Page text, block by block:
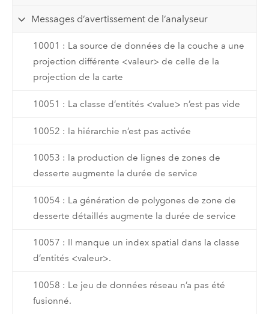
Messages d’avertissement de l’analyseur
10001 : La source de données de la couche a une
projection différente <valeur> de celle de la
projection de la carte
10051 : La classe d’entités <value> n’est pas vide
10052 : la hiérarchie n’est pas activée
10053 : la production de lignes de zones de
desserte augmente la durée de service
10054 : La génération de polygones de zone de
desserte détaillés augmente la durée de service
10057 : Il manque un index spatial dans la classe
d’entités <valeur>.
10058 : Le jeu de données réseau n’a pas été
fusionné.